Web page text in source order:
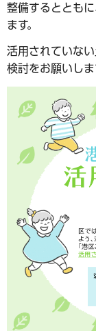
整備するととも
ます。
活用されていな
検討をお願いしま